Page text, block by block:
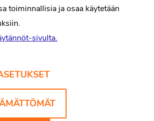
toiminnallisia ja osaa käytetään
sivulta.